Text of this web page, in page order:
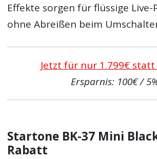
Effekte sorgen für flüssige
ohne Abreißen beim
Jetzt für nur 1.799€ statt
Ersparnis: 100€ /
Startone BK-37 Mini
Rabatt